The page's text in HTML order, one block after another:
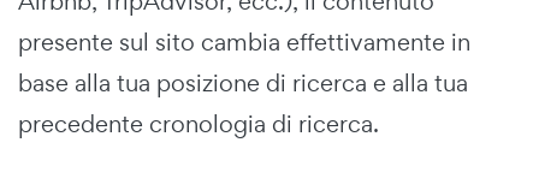
presente sul sito cambia effettivamente in
base alla tua posizione di ricerca e alla tua
precedente cronologia di ricerca.